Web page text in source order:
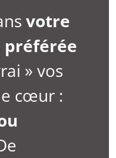
votre
préférée
» vos
cœur :